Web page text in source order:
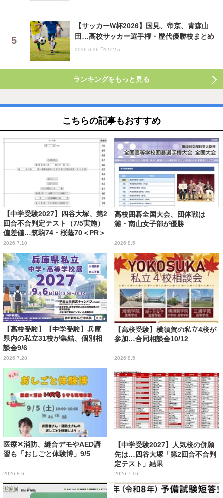
【サッカーW杯2026】国見、帝京、青森山
田…高校サッカー選手権・歴代優勝校まとめ
2026.6.26 Fri 10:15
ランキングをもっと見る
こちらの記事もおすすめ
【中学受験2027】四谷大塚、第2
回合不合判定テスト（7/5実施）
偏差値…筑駒74・桜蔭70＜PR＞
2026.7.10
高校囲碁全国大会、団体戦は
灘・南山女子部が優勝
2026.8.5
【高校受験】【中学受験】兵庫
県内の私立31校が集結、個別相
談会9/6
2026.7.28
【高校受験】横須賀の私立4校が
参加…合同相談会10/12
2026.8.5
医療✕消防、縫合デモやAED講
習も「おしごと体験博」9/5
2026.8.6
【中学受験2027】人気校の併願
先は…四谷大塚「第2回合不合判
定テスト」結果
2026.7.16